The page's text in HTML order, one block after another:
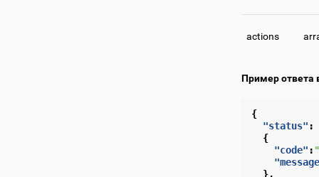
actions
Пример ответа
{
"status" :
{
"code" :
},